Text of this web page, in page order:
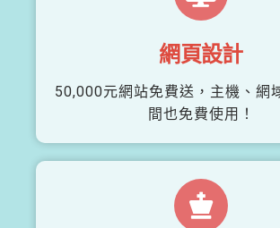
網頁設計
50,000元網站免費送，主機、網
間也免費使用！